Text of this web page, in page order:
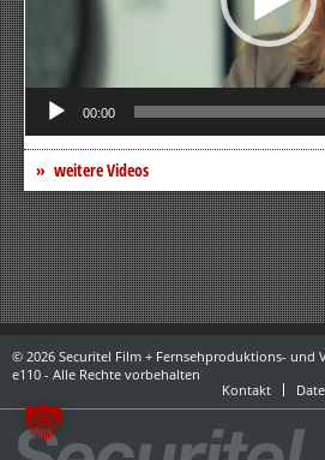
00:00
weitere Videos
© 2026 Securitel Film + Fernsehproduktions- und
e110 - Alle Rechte vorbehalten
Kontakt